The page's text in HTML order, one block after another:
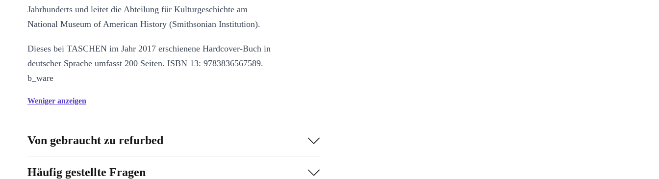
Jahrhunderts und leitet die Abteilung für Kulturgeschichte am
National Museum of American History (Smithsonian Institution).
Dieses bei TASCHEN im Jahr 2017 erschienene Hardcover-Buch in
deutscher Sprache umfasst 200 Seiten. ISBN 13: 9783836567589.
b_ware
Weniger anzeigen
Von gebraucht zu refurbed
Häufig gestellte Fragen